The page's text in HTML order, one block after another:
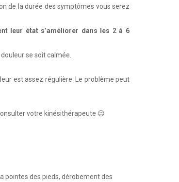
de la durée des symptômes vous serez
leur état s’améliorer dans les 2 à 6
se soit calmée.
est assez régulière. Le problème peut
votre kinésithérapeute 😉
pointes des pieds, dérobement des